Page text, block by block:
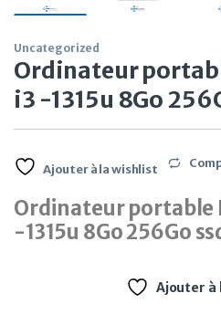
Uncategorized
Ordinateur
i3 -1315u 8Go
Ajouter à la wishlist
Ordinateur portable
-1315u 8Go 256Go
Ajouter à